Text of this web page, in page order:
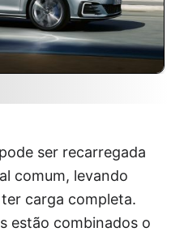
ser recarregada
comum, levando
carga completa.
estão combinados o